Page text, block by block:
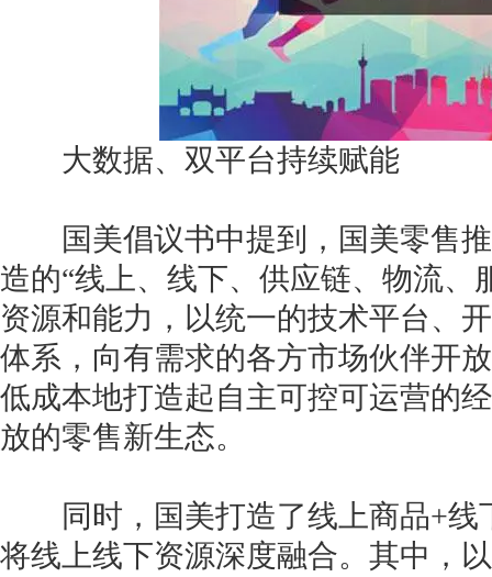
大数据、双平台持续赋能
国美倡议书中提到，国美零售推
造的“线上、线下、供应链、物流、
资源和能力，以统一的技术平台、
体系，向有需求的各方市场伙伴开
低成本地打造起自主可控可运营的
放的零售新生态。
同时，国美打造了线上商品+线
将线上线下资源深度融合。其中，